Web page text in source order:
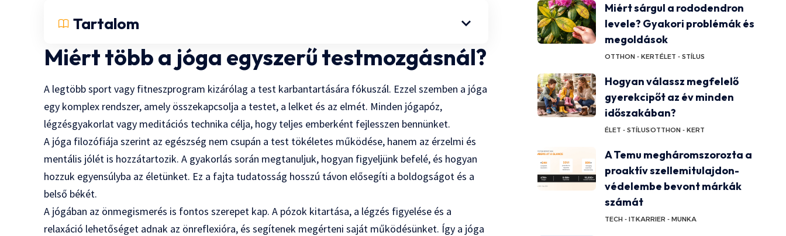
Tartalom
Miért több a jóga egyszerű testmozgásnál?
A legtöbb sport vagy fitneszprogram kizárólag a test karbantartására fókuszál. Ezzel szemben a jóga
egy komplex rendszer, amely összekapcsolja a testet, a lelket és az elmét. Minden jógapóz,
légzésgyakorlat vagy meditációs technika célja, hogy teljes emberként fejlesszen bennünket.
A jóga filozófiája szerint az egészség nem csupán a test tökéletes működése, hanem az érzelmi és
mentális jólét is hozzátartozik. A gyakorlás során megtanuljuk, hogyan figyeljünk befelé, és hogyan
hozzuk egyensúlyba az életünket. Ez a fajta tudatosság hosszú távon elősegíti a boldogságot és a
belső békét.
A jógában az önmegismerés is fontos szerepet kap. A pózok kitartása, a légzés figyelése és a
relaxáció lehetőséget adnak az önreflexióra, és segítenek megérteni saját működésünket. Így a jóga
Miért sárgul a rododendron
levele? Gyakori problémák és
megoldások
OTTHON - KERTÉLET - STÍLUS
Hogyan válassz megfelelő
gyerekcipőt az év minden
időszakában?
ÉLET - STÍLUSOTTHON - KERT
A Temu megháromszorozta a
proaktív szellemitulajdon-
védelembe bevont márkák
számát
TECH - ITKARRIER - MUNKA